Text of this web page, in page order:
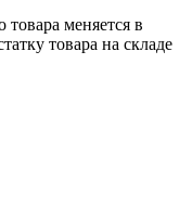
товара меняется в
товара на складе